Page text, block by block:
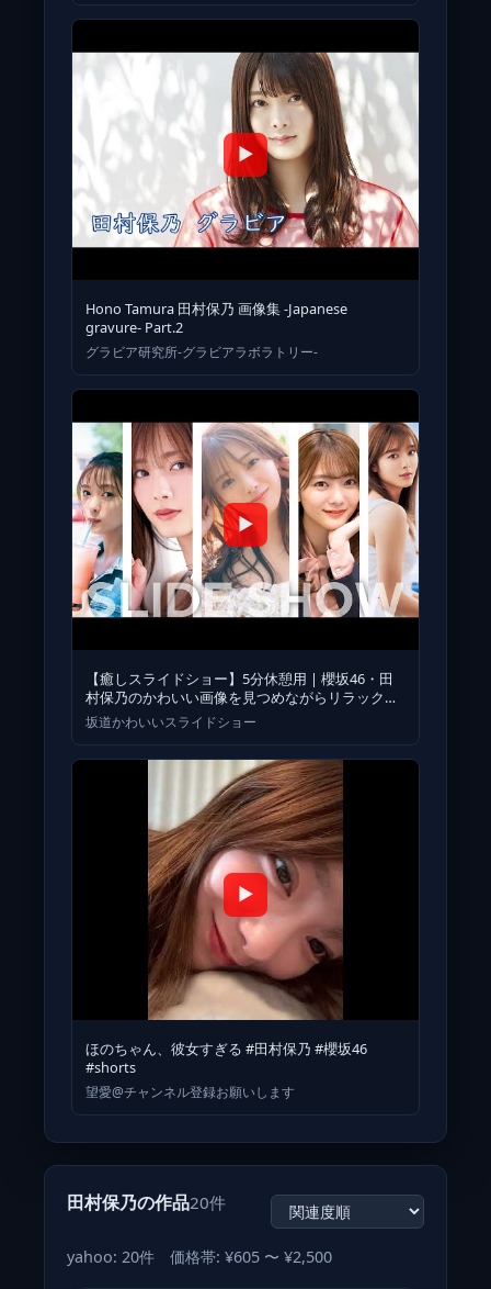
▶
Hono Tamura 田村保乃 画像集 -Japanese
gravure- Part.2
グラビア研究所-グラビアラボラトリー-
▶
【癒しスライドショー】5分休憩用 | 櫻坂46・田
村保乃のかわいい画像を見つめながらリラックス
しよう | Hono Ta
坂道かわいいスライドショー
▶
ほのちゃん、彼女すぎる #田村保乃 #櫻坂46
#shorts
望愛@チャンネル登録お願いします
田村保乃の作品20件
yahoo: 20件 価格帯: ¥605 〜 ¥2,500